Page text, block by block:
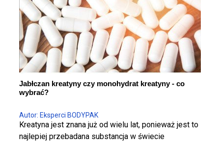
Jabłczan kreatyny czy monohydrat kreatyny - co
wybrać?
Autor: Eksperci BODYPAK
Kreatyna jest znana już od wielu lat, ponieważ jest to
najlepiej przebadana substancja w świecie